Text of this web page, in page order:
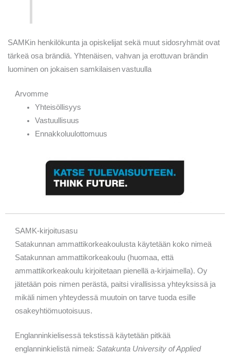
SAMKin henkilökunta ja opiskelijat sekä muut sidosryhmät ovat
tärkeä osa brändiä. Yhtenäisen, vahvan ja erottuvan brändin
luominen on jokaisen samkilaisenvastuulla
Arvomme
Yhteisöllisyys
Vastuullisuus
Ennakkoluulottomuus
SAMK-kirjoitusasu
Satakunnan ammattikorkeakoulusta käytetään koko nimeä
Satakunnan ammattikorkeakoulu (huomaa, että
ammattikorkeakoulu kirjoitetaan pienellä a-kirjaimella). Oy
jätetään pois nimen perästä, paitsi virallisissa yhteyksissä ja
mikäli nimen yhteydessä muutoin on tarve tuoda esille
osakeyhtiömuotoisuus.
Englanninkielisessä tekstissä käytetään pitkää
englanninkielistä nimeä: Satakunta University of Applied